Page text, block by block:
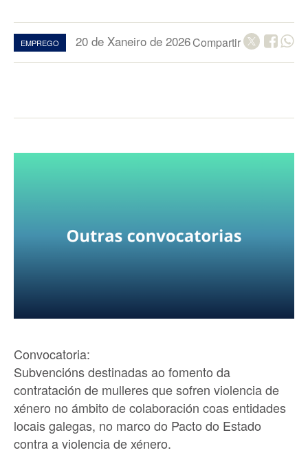
EMPREGO 20 de Xaneiro de 2026Compartir
Convocatoria:
Subvencións destinadas ao fomento da
contratación de mulleres que sofren violencia de
xénero no ámbito de colaboración coas entidades
locais galegas, no marco do Pacto do Estado
contra a violencia de xénero.